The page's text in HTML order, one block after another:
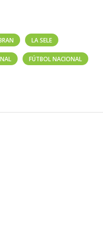
LA SELE
FÚTBOL NACIONAL